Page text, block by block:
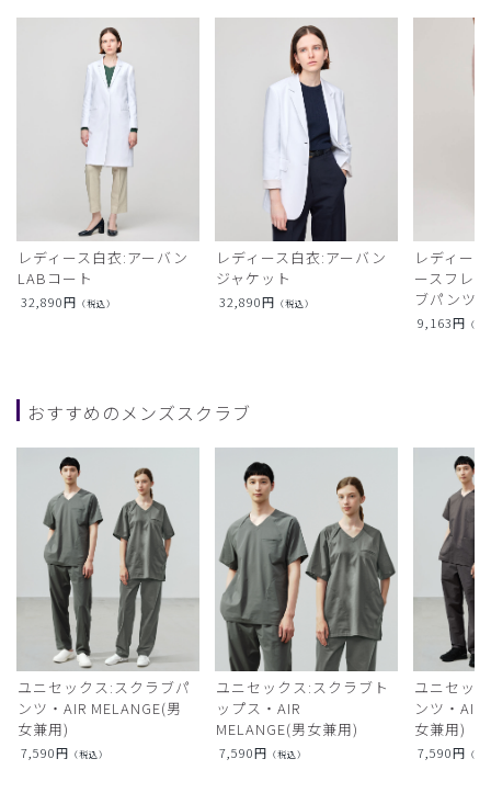
レディース白衣:アーバン
LABコート
32,890円 （税込）
レディース白衣:アーバン
ジャケット
32,890円 （税込）
レディー
ースフレ
ブパンツ)
9,163円 （税
おすすめのメンズスクラブ
ユニセックス:スクラブパ
ンツ・AIR MELANGE(男
女兼用)
7,590円 （税込）
ユニセックス:スクラブト
ップス・AIR
MELANGE(男女兼用)
7,590円 （税込）
ユニセッ
ンツ・AIR
女兼用)
7,590円 （税